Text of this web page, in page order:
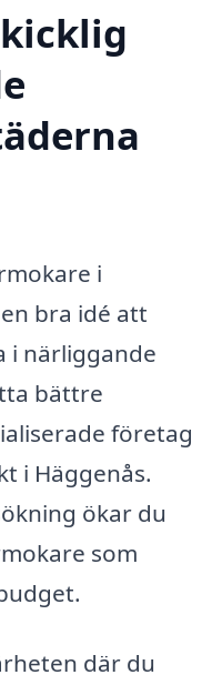
i
bra idé att
i närliggande
bättre
företag
i Häggenås.
ökar du
som
där du